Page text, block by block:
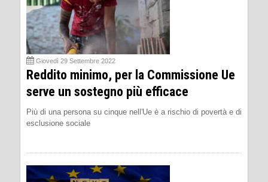
Giovedì 29 Settembre 2022
Reddito minimo, per la Commissione Ue
serve un sostegno più efficace
Più di una persona su cinque nell'Ue è a rischio di povertà e di
esclusione sociale